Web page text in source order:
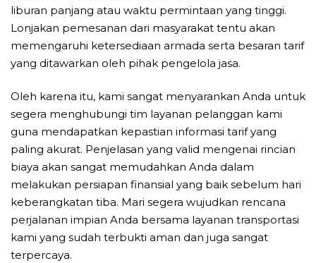
liburan panjang atau waktu permintaan yang tinggi.
Lonjakan pemesanan dari masyarakat tentu akan
memengaruhi ketersediaan armada serta besaran tarif
yang ditawarkan oleh pihak pengelola jasa.
Oleh karena itu, kami sangat menyarankan Anda untuk
segera menghubungi tim layanan pelanggan kami
guna mendapatkan kepastian informasi tarif yang
paling akurat. Penjelasan yang valid mengenai rincian
biaya akan sangat memudahkan Anda dalam
melakukan persiapan finansial yang baik sebelum hari
keberangkatan tiba. Mari segera wujudkan rencana
perjalanan impian Anda bersama layanan transportasi
kami yang sudah terbukti aman dan juga sangat
terpercaya.